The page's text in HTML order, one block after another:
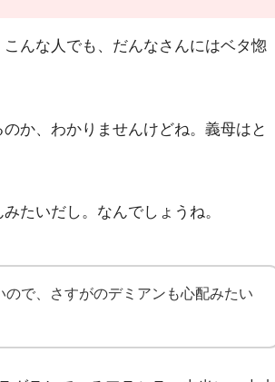
んな人でも、だんなさんにはベタ惚
か、わかりませんけどね。義母はと
たいだし。なんでしょうね。
で、さすがのデミアンも心配みたい